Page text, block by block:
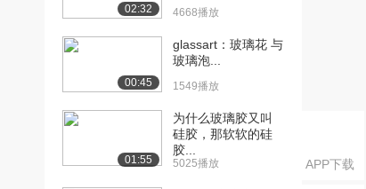
APP下载
[18] 18.氢氧化钠溶液与硫
3812播放
[19] 19.探究某些酸、碱、
3958播放
[20] 20.离子反应发生条件
的探究实验
4677播放
02:32 4668播放
00:45
glassart：玻璃花 与
玻璃泡...
1549播放
01:55
为什么玻璃胶又叫
硅胶，那软软的硅
胶...
5025播放